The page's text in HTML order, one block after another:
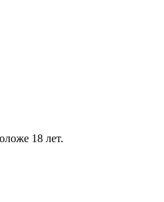
18 лет.